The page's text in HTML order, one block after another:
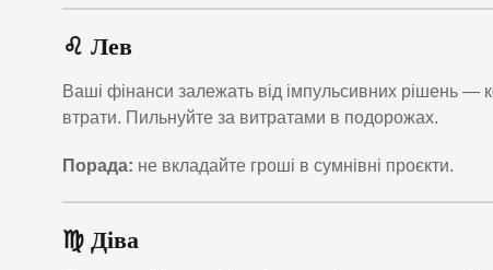
♌ Лев
Ваші фінанси залежать від імпульсивних рішень —
втрати. Пильнуйте за витратами в подорожах.
Порада: не вкладайте гроші в сумнівні проєкти.
♍ Діва